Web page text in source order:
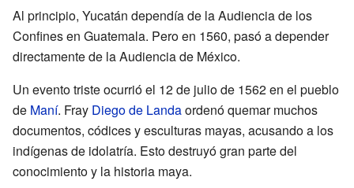
Al principio, Yucatán dependía de la Audiencia de los
Confines en Guatemala. Pero en 1560, pasó a depender
directamente de la Audiencia de México.
Un evento triste ocurrió el 12 de julio de 1562 en el pueblo
de Maní. Fray Diego de Landaordenó quemar muchos
documentos, códices y esculturas mayas, acusando a los
indígenas de idolatría. Esto destruyó gran parte del
conocimiento y la historia maya.